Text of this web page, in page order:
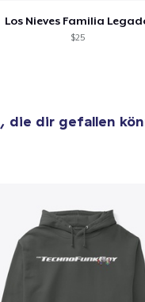
Los Nieves Familia
$25
, die dir gefallen
30,99 $